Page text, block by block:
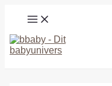
MAIN
MENU